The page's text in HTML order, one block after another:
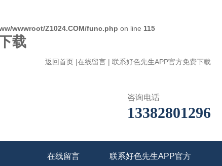
wwwroot/Z1024.COM/func.php on line 115
载
返回首页 |在线留言 | 联系好色先生APP官方免费下载
咨询电话
13382801296
在线留言 联系好色先生APP官方